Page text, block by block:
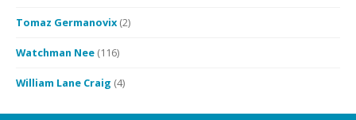
Tomaz Germanovix (2)
Watchman Nee (116)
William Lane Craig (4)